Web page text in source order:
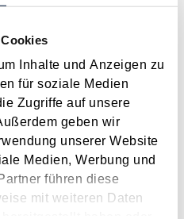
Inhalte und Anzeigen zu
für soziale Medien
Zugriffe auf unsere
geben wir
unserer Website
Medien, Werbung und
führen diese
mit weiteren Daten
drucken